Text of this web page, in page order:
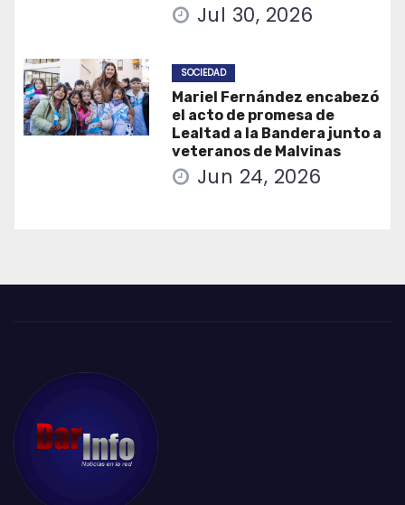
Jul 30, 2026
SOCIEDAD
Mariel Fernández encabezó
el acto de promesa de
Lealtad a la Bandera junto a
veteranos de Malvinas
Jun 24, 2026